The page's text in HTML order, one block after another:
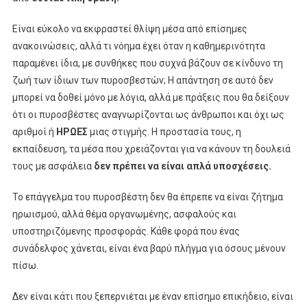
Είναι εύκολο να εκφραστεί θλίψη μέσα από επίσημες
ανακοινώσεις, αλλά τι νόημα έχει όταν η καθημερινότητα
παραμένει ίδια, με συνθήκες που συχνά βάζουν σε κίνδυνο τη
ζωή των ίδιων των πυροσβεστών; Η απάντηση σε αυτό δεν
μπορεί να δοθεί μόνο με λόγια, αλλά με πράξεις που θα δείξουν
ότι οι πυροσβέστες αναγνωρίζονται ως άνθρωποι και όχι ως
αριθμοί ή ΗΡΩΕΣ μιας στιγμής. Η προστασία τους, η
εκπαίδευση, τα μέσα που χρειάζονται για να κάνουν τη δουλειά
τους με ασφάλεια δεν πρέπει να είναι απλά υποσχέσεις.
Το επάγγελμα του πυροσβέστη δεν θα έπρεπε να είναι ζήτημα
ηρωισμού, αλλά θέμα οργανωμένης, ασφαλούς και
υποστηριζόμενης προσφοράς. Κάθε φορά που ένας
συνάδελφος χάνεται, είναι ένα βαρύ πλήγμα για όσους μένουν
πίσω.
Δεν είναι κάτι που ξεπερνιέται με έναν επίσημο επικήδειο, είναι